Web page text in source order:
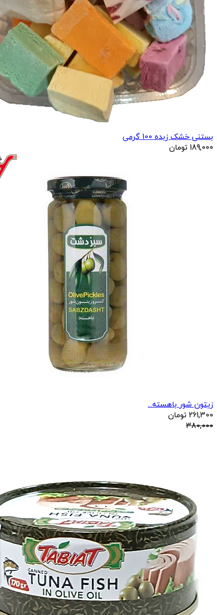
بستنی خشک زبده 100 گرمی
189,000 تومان
زیتون شور باهسته...
261,300 تومان
380,000